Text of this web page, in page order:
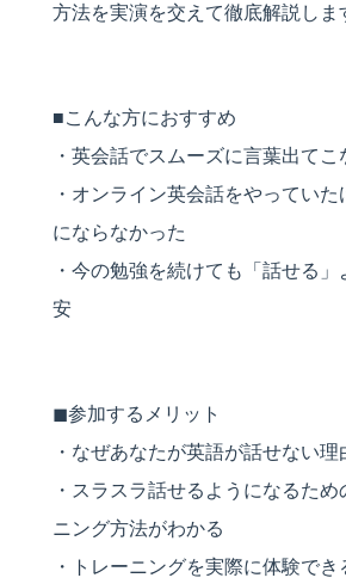
方法を実演を交えて徹底解説しま
■こんな方におすすめ
・英会話でスムーズに言葉出てこ
・オンライン英会話をやっていた
にならなかった
・今の勉強を続けても「話せる
安
◼︎参加するメリット
・なぜあなたが英語が話せない理
・スラスラ話せるようになるた
ニング方法がわかる
・トレーニングを実際に体験でき